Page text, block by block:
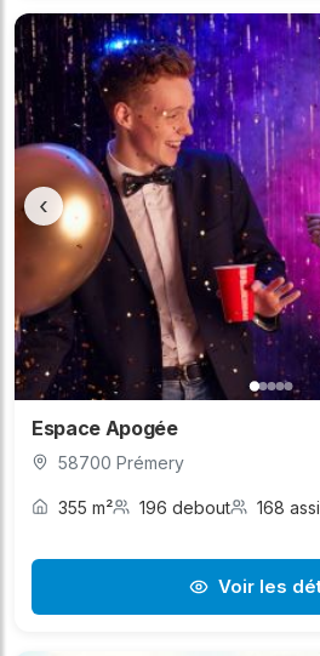
‹
Espace Apogée
58700 Prémery
355 m² 196 debout 168
Voir les